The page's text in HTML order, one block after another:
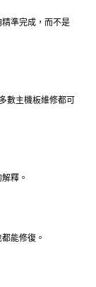
準完成，而不是
數主機板維修都可
釋。
能修復。